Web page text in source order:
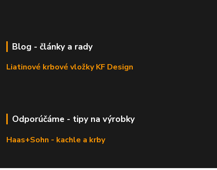
Blog - články a rady
Liatinové krbové vložky KF Design
Odporúčáme - tipy na výrobky
Haas+Sohn - kachle a krby